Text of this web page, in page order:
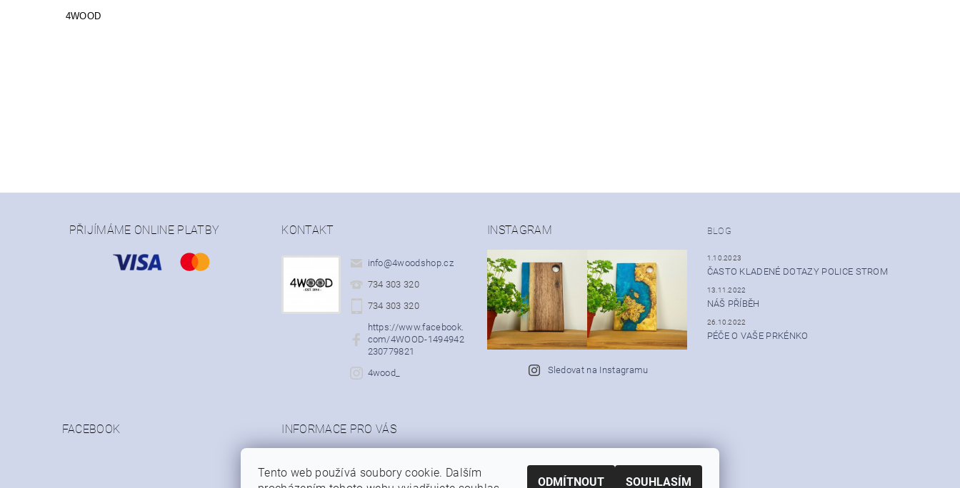
4WOOD
PŘIJÍMÁME ONLINE PLATBY KONTAKT
info@4woodshop.cz
734 303 320
734 303 320
https://www.facebook.
com/4WOOD-1494942
230779821
4wood_
INSTAGRAM
Sledovat na Instagramu
BLOG
1.10.2023
ČASTO KLADENÉ DOTAZY POLICE STROM
13.11.2022
NÁŠ PŘÍBĚH
26.10.2022
PÉČE O VAŠE PRKÉNKO
FACEBOOK INFORMACE PRO VÁS
Podmínky ochrany osobních údajů
Tento web používá soubory cookie. Dalším
ODMÍTNOUT SOUHLASÍM